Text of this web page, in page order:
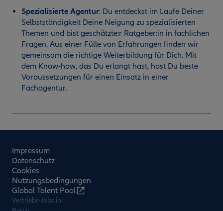
Spezialisierte Agentur: Du entdeckst im Laufe Deiner
Selbstständigkeit Deine Neigung zu spezialisierten
Themen und bist geschätzte:r Ratgeber:in in fachlichen
Fragen. Aus einer Fülle von Erfahrungen finden wir
gemeinsam die richtige Weiterbildung für Dich. Mit
dem Know-how, das Du erlangt hast, hast Du beste
Voraussetzungen für einen Einsatz in einer
Fachagentur.
Impressum
Datenschutz
Cookies
Nutzungsbedingungen
Global Talent Pool
Vertriebs-Jobs in: